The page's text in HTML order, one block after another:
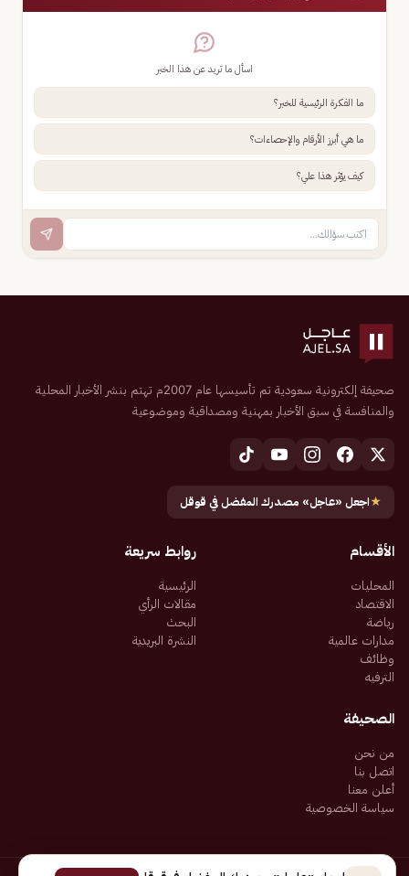
اسأل ما تريد عن هذا الخبر
ما الفكرة الرئيسية للخبر؟
ما هي أبرز الأرقام والإحصاءات؟
كيف يؤثر هذا علي؟
صحيفة إلكترونية سعودية تم تأسيسها عام 2007م تهتم بنشر الأخبار المحلية
والمنافسة في سبق الأخبار بمهنية ومصداقية وموضوعية
★اجعل «عاجل» مصدرك المفضل في قوقل
الأقسام
المحليات
الاقتصاد
رياضة
مدارات عالمية
وظائف
الترفيه
روابط سريعة
الرئيسية
مقالات الرأي
البحث
النشرة البريدية
الصحيفة
من نحن
اتصل بنا
أعلن معنا
سياسة الخصوصية